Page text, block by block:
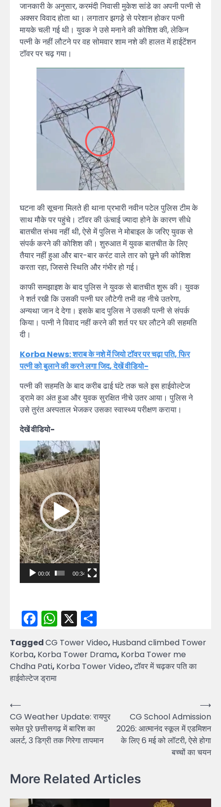
जानकारी के अनुसार, करमंदी निवासी मुकेश सांडे का अपनी पत्नी से
अक्सर विवाद होता था। लगातार झगड़े से परेशान होकर पत्नी
मायके चली गई थी। युवक ने उसे मनाने की कोशिश की, लेकिन
पत्नी के नहीं लौटने पर वह सोमवार शाम नशे की हालत में हाईटेंशन
टॉवर पर चढ़ गया।
घटना की सूचना मिलते ही थाना प्रभारी नवीन पटेल पुलिस टीम के
साथ मौके पर पहुंचे। टॉवर की ऊंचाई ज्यादा होने के कारण सीधे
बातचीत संभव नहीं थी, ऐसे में पुलिस ने मोबाइल के जरिए युवक से
संपर्क करने की कोशिश की। शुरुआत में युवक बातचीत के लिए
तैयार नहीं हुआ और बार-बार करंट वाले तार को छूने की कोशिश
करता रहा, जिससे स्थिति और गंभीर हो गई।
काफी समझाइश के बाद पुलिस ने युवक से बातचीत शुरू की। युवक
ने शर्त रखी कि उसकी पत्नी घर लौटेगी तभी वह नीचे उतरेगा,
अन्यथा जान दे देगा। इसके बाद पुलिस ने उसकी पत्नी से संपर्क
किया। पत्नी ने विवाद नहीं करने की शर्त पर घर लौटने की सहमति
दी।
Korba News: शराब के नशे में जियो टॉवर पर चढ़ा पति, फिर
पत्नी को बुलाने की करने लगा जिद, देखें वीडियो-
पत्नी की सहमति के बाद करीब ढाई घंटे तक चले इस हाईवोल्टेज
ड्रामे का अंत हुआ और युवक सुरक्षित नीचे उतर आया। पुलिस ने
उसे तुरंत अस्पताल भेजकर उसका स्वास्थ्य परीक्षण कराया।
देखें वीडियो-
Video
Player
00:00 00:34
Facebook
WhatsApp
X
TaggedCG Tower Video, Husband climbed Tower
Korba, Korba Tower Drama, Korba Tower me
Chdha Pati, Korba Tower Video,टॉवर में चढ़कर पति का
हाईवोल्टेज ड्रामा
Post
navigation
⟵
CG Weather Update: रायपुर
समेत पूरे छत्तीसगढ़ में बारिश का
अलर्ट, 3 डिग्री तक गिरेगा तापमान
CG School Admission
2026: आत्मानंद स्कूल में एडमिशन
के लिए 6 मई को लॉटरी, ऐसे होगा
बच्चों का चयन
⟶
More Related Articles